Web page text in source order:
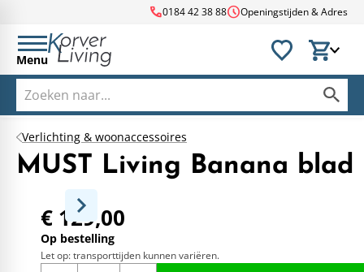
call0184 42 38 88scheduleOpeningstijden & Adres
Menu
Verlichting & woonaccessoires
MUST Living Banana blad
€ 129,00
Op bestelling
Let op: transporttijden kunnen variëren.